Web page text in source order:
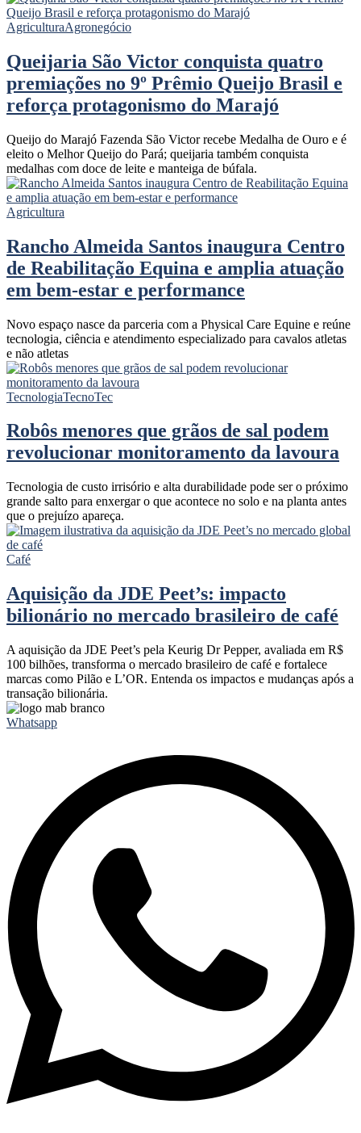
AgriculturaAgronegócio
Queijaria São Victor conquista quatro
premiações no 9º Prêmio Queijo Brasil e
reforça protagonismo do Marajó
Queijo do Marajó Fazenda São Victor recebe Medalha de Ouro e é
eleito o Melhor Queijo do Pará; queijaria também conquista
medalhas com doce de leite e manteiga de búfala.
Agricultura
Rancho Almeida Santos inaugura Centro
de Reabilitação Equina e amplia atuação
em bem-estar e performance
Novo espaço nasce da parceria com a Physical Care Equine e reúne
tecnologia, ciência e atendimento especializado para cavalos atletas
e não atletas
TecnologiaTecnoTec
Robôs menores que grãos de sal podem
revolucionar monitoramento da lavoura
Tecnologia de custo irrisório e alta durabilidade pode ser o próximo
grande salto para enxergar o que acontece no solo e na planta antes
que o prejuízo apareça.
Café
Aquisição da JDE Peet’s: impacto
bilionário no mercado brasileiro de café
A aquisição da JDE Peet’s pela Keurig Dr Pepper, avaliada em R$
100 bilhões, transforma o mercado brasileiro de café e fortalece
marcas como Pilão e L’OR. Entenda os impactos e mudanças após a
transação bilionária.
Whatsapp